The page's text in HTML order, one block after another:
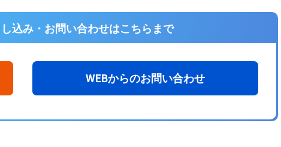
込み・お問い合わせはこちらまで
WEBからのお問い合わせ